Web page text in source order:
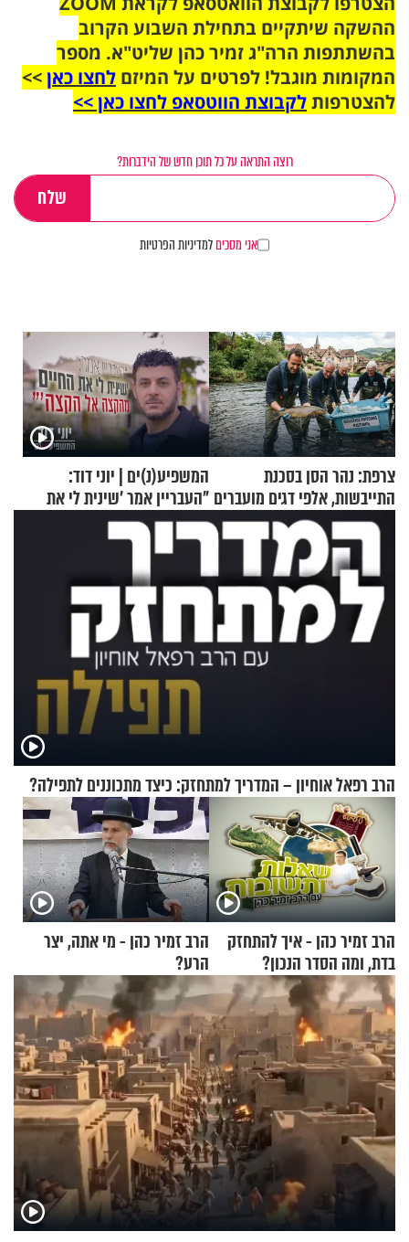
ההשקה שיתקיים בתחילת השבוע הקרוב
בהשתתפות הרה"ג זמיר כהן שליט"א. מספר
המקומות מוגבל! לפרטים על המיזם לחצו כאן>>
להצטרפותלקבוצת הווטסאפ לחצו כאן >>
רוצה התראה על כל תוכן חדש של הידברות?
אני מסכיםלמדיניות הפרטיות
צרפת: נהר הסן בסכנת
התייבשות, אלפי דגים מועברים
במבצעי חילוץ
המשפיע(נ)ים | יוני דוד:
"העבריין אמר 'שינית לי את
החיים מהקצה אל הקצה'"
הרב רפאל אוחיון – המדריך למתחזק: כיצד מתכוננים לתפילה?
הרב זמיר כהן - איך להתחזק
בדת, ומה הסדר הנכון?
הרב זמיר כהן - מי אתה, יצר
הרע?